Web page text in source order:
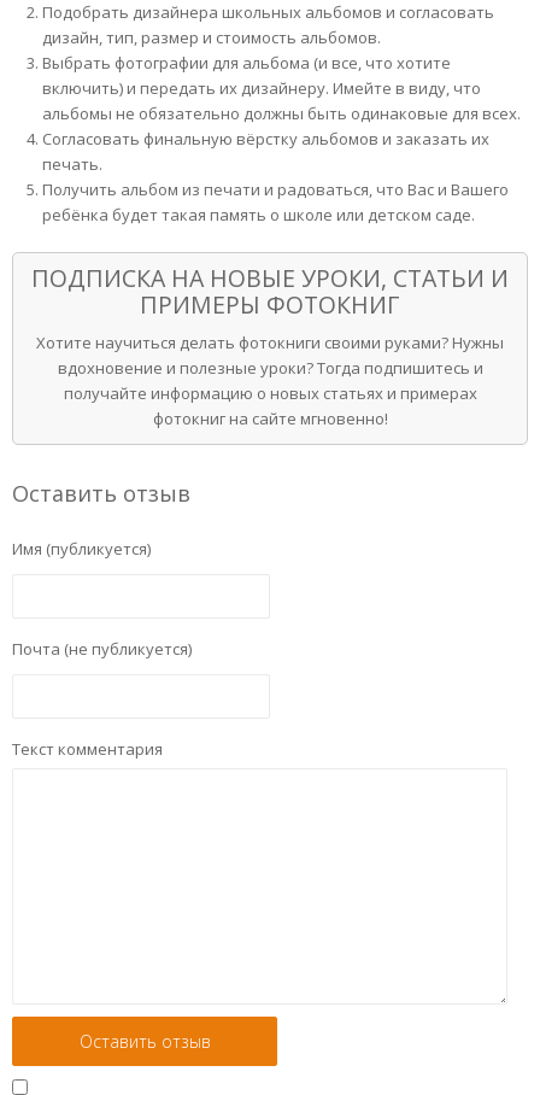
Подобрать дизайнера школьных альбомов и согласовать
дизайн, тип, размер и стоимость альбомов.
Выбрать фотографии для альбома (и все, что хотите
включить) и передать их дизайнеру. Имейте в виду, что
альбомы не обязательно должны быть одинаковые для всех.
Согласовать финальную вёрстку альбомов и заказать их
печать.
Получить альбом из печати и радоваться, что Вас и Вашего
ребёнка будет такая память о школе или детском саде.
ПОДПИСКА НА НОВЫЕ УРОКИ, СТАТЬИ И
ПРИМЕРЫ ФОТОКНИГ
Хотите научиться делать фотокниги своими руками? Нужны
вдохновение и полезные уроки? Тогда подпишитесь и
получайте информацию о новых статьях и примерах
фотокниг на сайте мгновенно!
Оставить отзыв
Имя (публикуется)
Почта (не публикуется)
Текст комментария